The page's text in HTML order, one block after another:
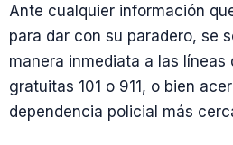
Ante cualquier información
para dar con su paradero, se
manera inmediata a las líneas
gratuitas 101 o 911, o bien
dependencia policial más